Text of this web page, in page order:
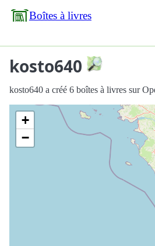
Boîtes à livres
kosto640
kosto640 a créé 6 boîtes à livres sur
+
−